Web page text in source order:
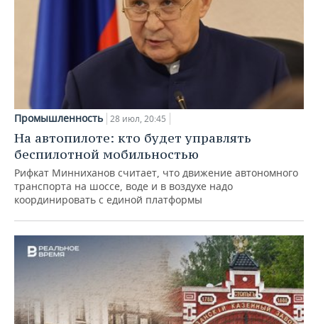
Промышленность 28 июл, 20:45
На автопилоте: кто будет управлять
беспилотной мобильностью
Рифкат Минниханов считает, что движение автономного
транспорта на шоссе, воде и в воздухе надо
координировать с единой платформы